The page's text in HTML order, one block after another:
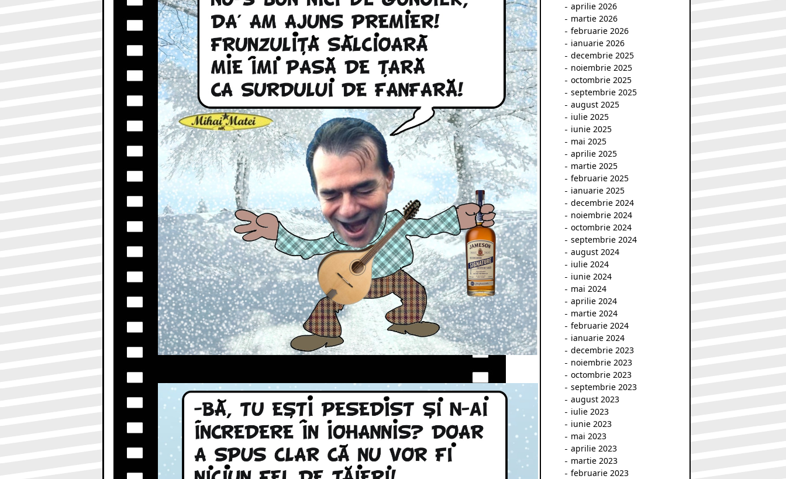
aprilie 2026
martie 2026
februarie 2026
ianuarie 2026
decembrie 2025
noiembrie 2025
octombrie 2025
septembrie 2025
august 2025
iulie 2025
iunie 2025
mai 2025
aprilie 2025
martie 2025
februarie 2025
ianuarie 2025
decembrie 2024
noiembrie 2024
octombrie 2024
septembrie 2024
august 2024
iulie 2024
iunie 2024
mai 2024
aprilie 2024
martie 2024
februarie 2024
ianuarie 2024
decembrie 2023
noiembrie 2023
octombrie 2023
septembrie 2023
august 2023
iulie 2023
iunie 2023
mai 2023
aprilie 2023
martie 2023
februarie 2023